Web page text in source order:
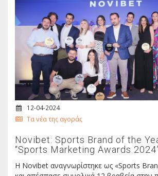
12-04-2024
Τα νέα της αγοράς
Novibet: Sports Brand of the
“Sports Marketing Awards
Η Νοvibet αναγνωρίστηκε ως «Sports